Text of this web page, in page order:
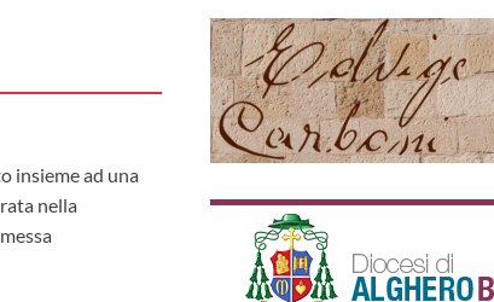
insieme ad una
nella